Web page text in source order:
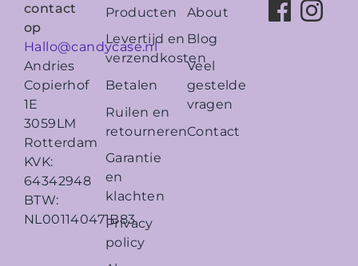
contact
op
Hallo@candycase.nl
Andries
Copierhof
1E
3059LM
Rotterdam
KVK:
64342948
BTW:
NL001140471B83
Producten
Levertijd en
verzendkosten
Betalen
Ruilen en
retourneren
Garantie
en
klachten
Privacy
policy
About
Blog
Veel
gestelde
vragen
Contact